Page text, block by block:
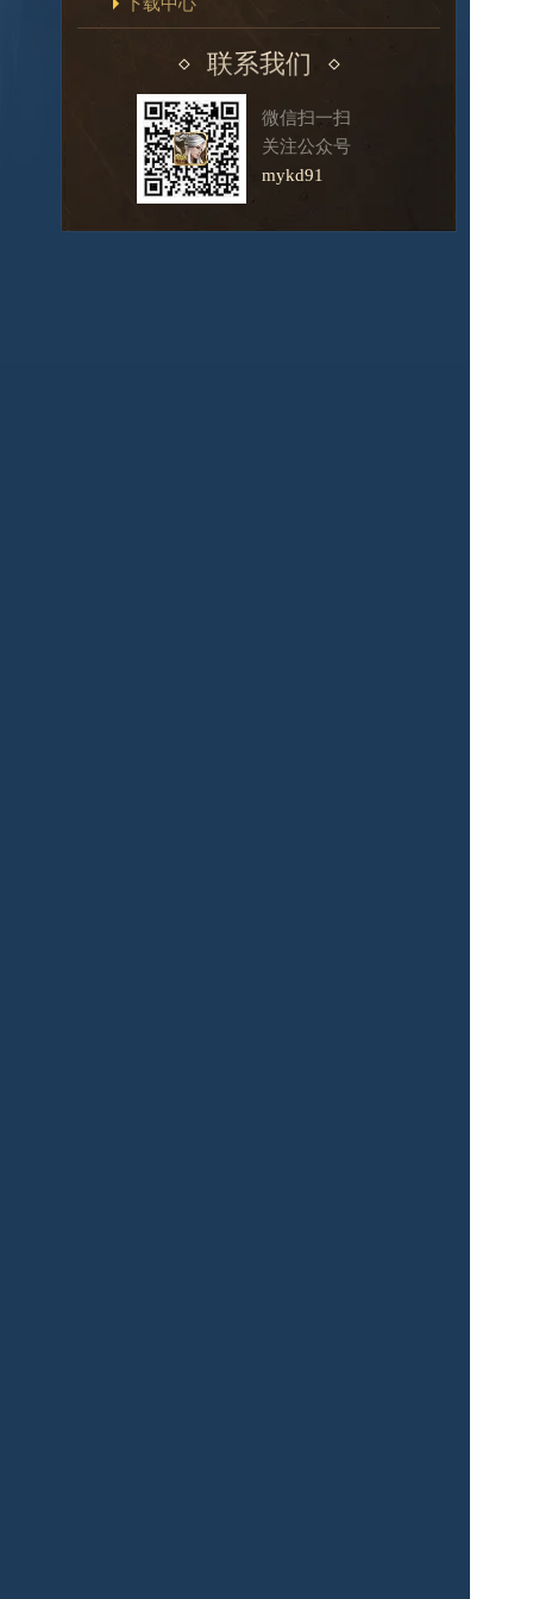
联系我们
微信扫一扫
关注公众号
mykd91